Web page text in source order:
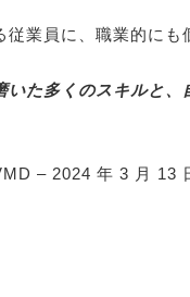
従業員に、職業的に
いた多くのスキルと
– 2024 年 3 月 13